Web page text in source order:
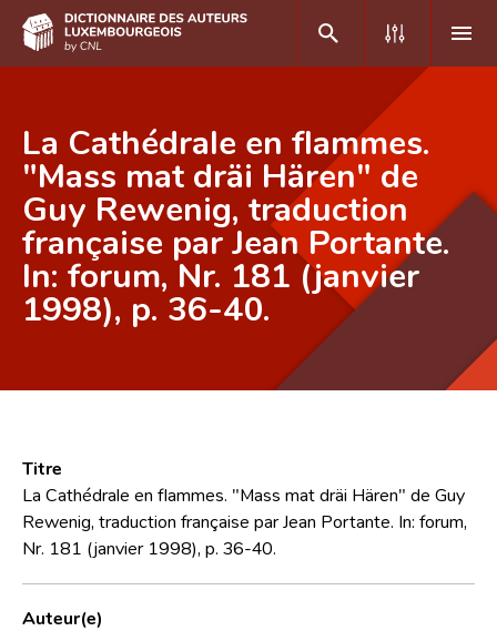
DE FR
Accueil
Auteur(e)s A-Z
Recherche avancée
CNL
Contact
La Cathédrale en flammes.
"Mass mat dräi Hären" de
Guy Rewenig, traduction
française par Jean Portante.
In: forum, Nr. 181 (janvier
1998), p. 36-40.
Titre
La Cathédrale en flammes. "Mass mat dräi Hären" de Guy
Rewenig, traduction française par Jean Portante. In: forum,
Nr. 181 (janvier 1998), p. 36-40.
Auteur(e)